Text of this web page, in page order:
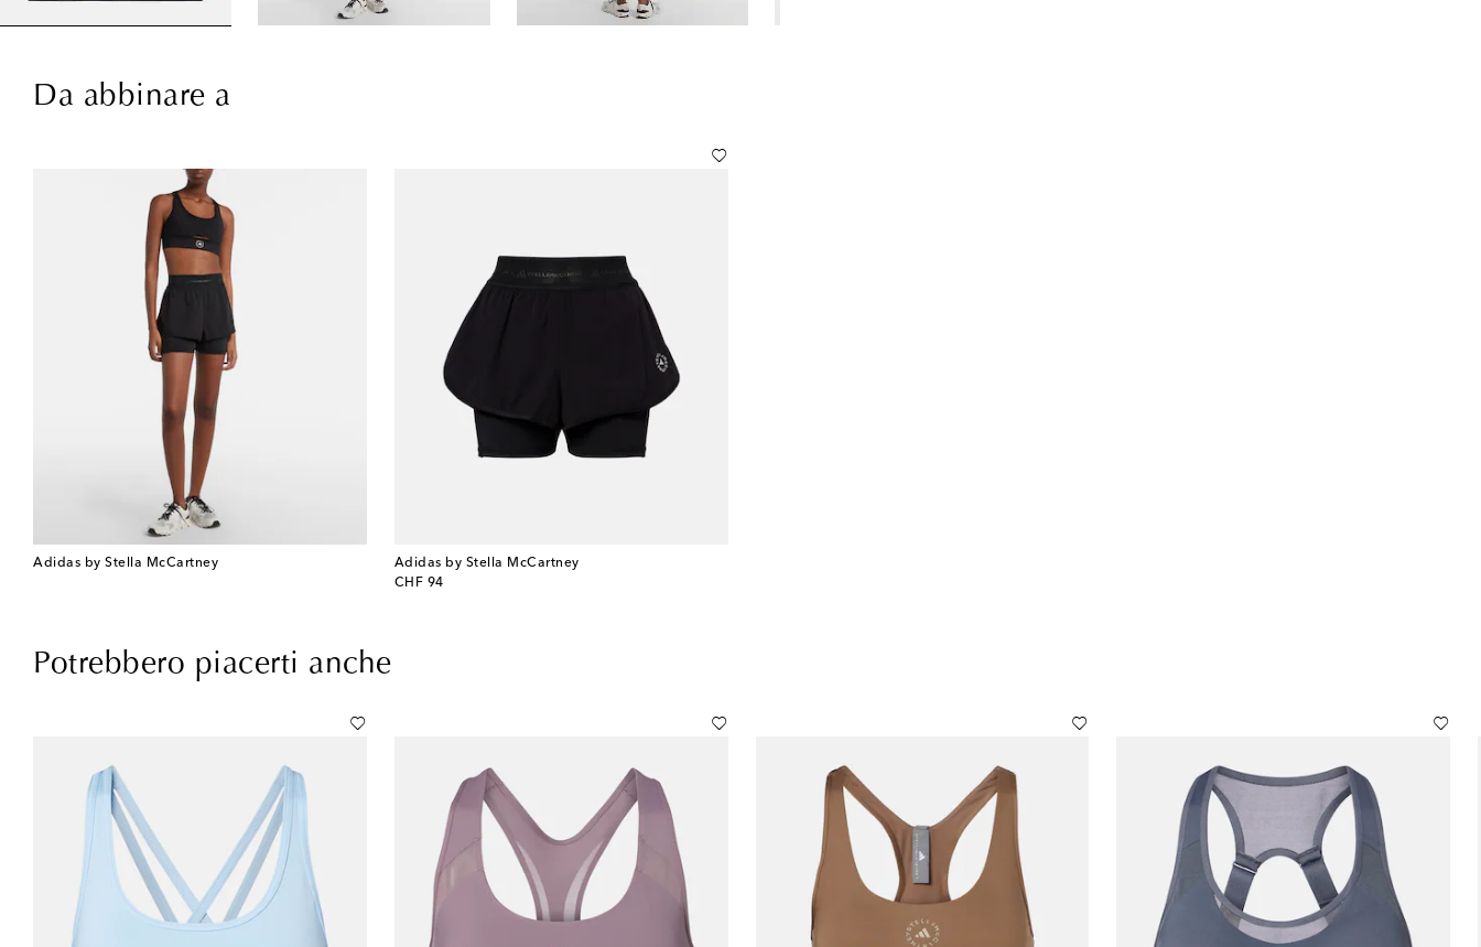
Da abbinare a
Adidas by Stella McCartney
Adidas by Stella McCartney
CHF 94
original price
Potrebbero piacerti anche